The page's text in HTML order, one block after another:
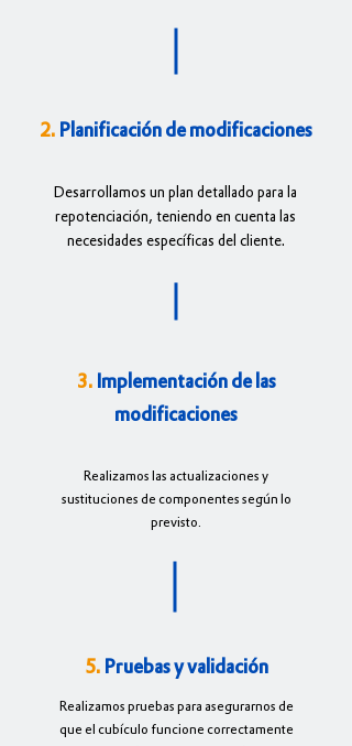
2. Planificación de modificaciones
Desarrollamos un plan detallado para la
repotenciación, teniendo en cuenta las
necesidades específicas del cliente.
3. Implementación de las
modificaciones
Realizamos las actualizaciones y
sustituciones de componentes según lo
previsto.
5. Pruebas y validación
Realizamos pruebas para asegurarnos de
que el cubículo funcione correctamente